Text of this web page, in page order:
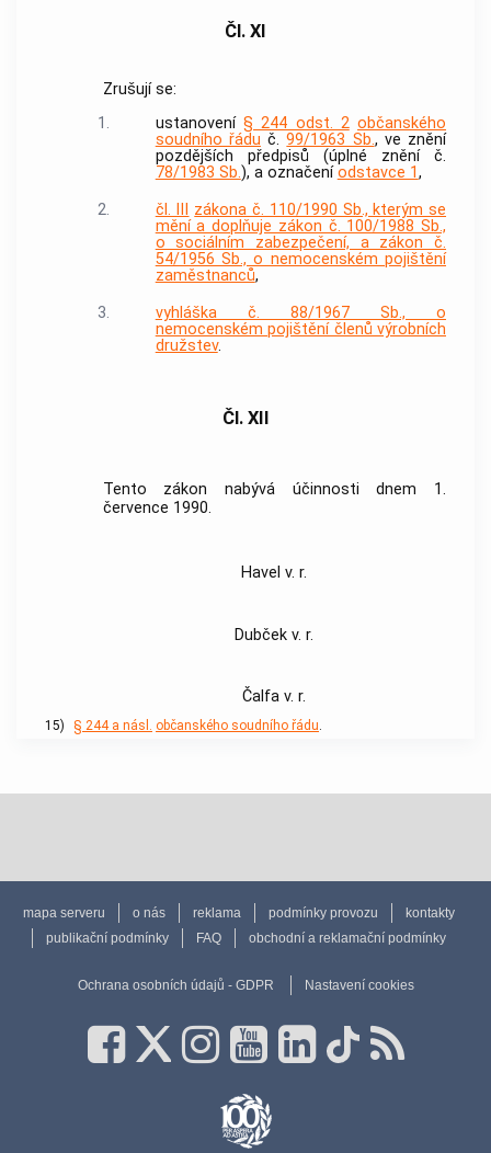
Čl. XI
Zrušují se:
1.
ustanovení § 244 odst. 2 občanského
soudního řádu č.99/1963 Sb., ve znění
pozdějších předpisů (úplné znění č.
78/1983 Sb.), a označeníodstavce 1,
2.
čl. III
zákona č. 110/1990 Sb., kterým se
mění a doplňuje zákon č. 100/1988 Sb.,
o sociálním zabezpečení, a zákon č.
54/1956 Sb., o nemocenském pojištění
zaměstnanců,
3.
vyhláška č. 88/1967 Sb., o
nemocenském pojištění členů výrobních
družstev.
Čl. XII
Tento zákon nabývá účinnosti dnem 1.
července 1990.
Havel v. r.
Dubček v. r.
Čalfa v. r.
15) § 244 a násl. občanského soudního řádu.
mapa serveru o nás reklama podmínky provozu
kontakty
publikační podmínky
FAQ obchodní a reklamační podmínky
Ochrana osobních údajů - GDPR Nastavení cookies